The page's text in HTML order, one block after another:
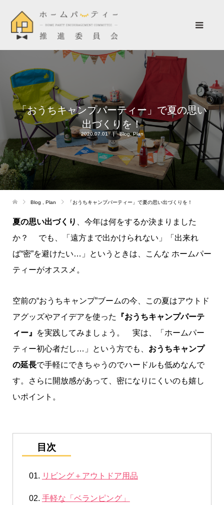
「おうちキャンプパーティー」で夏の思い
出づくりを！
2020.07.01 Blog,Plan
Blog Plan 「おうちキャンプパーティー」で夏の思い出づくりを！
夏の思い出づくり
、今年は何をするか決まりました
か？ でも、「遠方まで出かけられない」「出来れ
ば“密”を避けたい…」というときは、こんな ホームパー
ティーがオススメ。
空前の“おうちキャンプ”ブームの今、この夏はアウトド
アグッズやアイデアを使った
『おうちキャンプパーテ
ィー』
を実践してみましょう。 実は、「ホームパー
ティー初心者だし…」という方でも、 おうちキャンプ
の延長で手軽にできちゃうのでハードルも低めなんで
す。さらに開放感があって、密になりにくいのも嬉し
いポイント。
目次
リビング＋アウトドア用品
手軽な「ベランピング」